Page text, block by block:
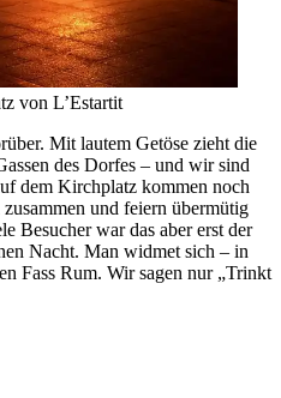
von L’Estartit
Mit lautem Getöse zieht die
des Dorfes – und wir sind
dem Kirchplatz kommen noch
und feiern übermütig
Besucher war das aber erst der
Nacht. Man widmet sich – in
Fass Rum. Wir sagen nur „Trinkt